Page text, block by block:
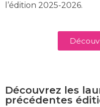
l’édition 2025-2026.
Découvrez les
précédentes